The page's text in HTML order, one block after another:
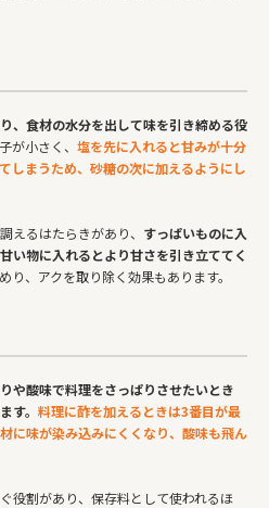
、食材の水分を出して味を引き締める役
が小さく、 塩を先に入れると甘みが十分
しまうため、砂糖の次に加えるようにし
えるはたらきがあり、 すっぱいものに入
い物に入れるとより甘さを引き立ててく
り、アクを取り除く効果もあります。
や酸味で料理をさっぱりさせたいとき
す。 料理に酢を加えるときは3番目が最
に味が染み込みにくくなり、酸味も飛ん
役割があり、保存料として使われるほ